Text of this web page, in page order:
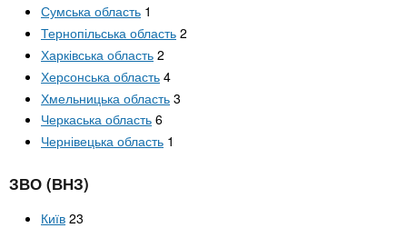
Сумська область 1
Тернопільська область 2
Харківська область 2
Херсонська область 4
Хмельницька область 3
Черкаська область 6
Чернівецька область 1
ЗВО (ВНЗ)
Київ 23